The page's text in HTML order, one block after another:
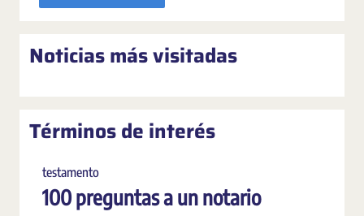
Noticias más visitadas
Términos de interés
testamento
100 preguntas a un notario